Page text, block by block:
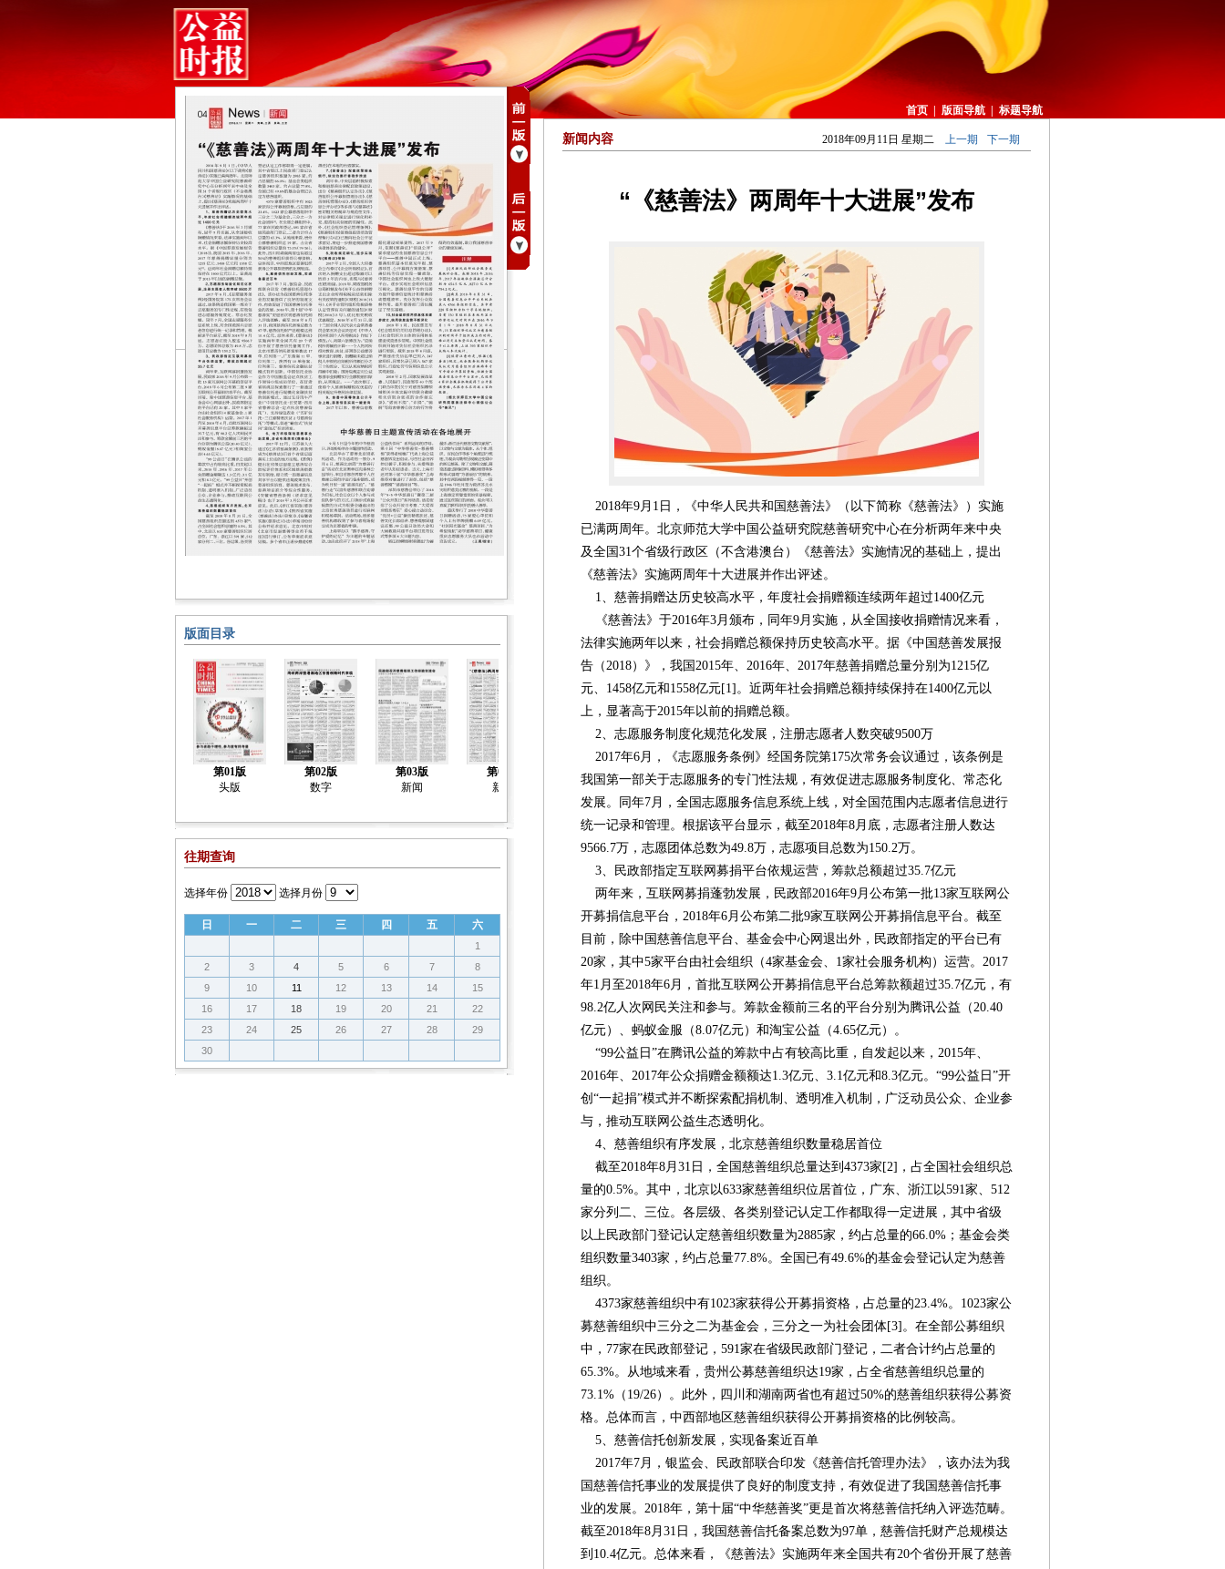
首页 版面导航 标题导航
版面目录
第01版
头版
第02版
数字
第03版
新闻
第04版
新闻
第05版
新闻
第06版
新闻
第07版
新闻
第08版
封面报道
第10版
封面报道
往期查询
选择年份 选择月份
日 一 二 三 四 五 六
1
2
3 4 5 6 7
8
9
10 11 12 13 14
15
16
17 18 19 20 21
22
23
24 25 26 27 28
29
30
新闻内容 2018年09月11日 星期二 上一期 下一期
“《慈善法》两周年十大进展”发布
2018年9月1日，《中华人民共和国慈善法》（以下简称《慈善法》）实施
已满两周年。北京师范大学中国公益研究院慈善研究中心在分析两年来中央
及全国31个省级行政区（不含港澳台）《慈善法》实施情况的基础上，提出
《慈善法》实施两周年十大进展并作出评述。
1、慈善捐赠达历史较高水平，年度社会捐赠额连续两年超过1400亿元
《慈善法》于2016年3月颁布，同年9月实施，从全国接收捐赠情况来看，
法律实施两年以来，社会捐赠总额保持历史较高水平。据《中国慈善发展报
告（2018）》，我国2015年、2016年、2017年慈善捐赠总量分别为1215亿
元、1458亿元和1558亿元[1]。近两年社会捐赠总额持续保持在1400亿元以
上，显著高于2015年以前的捐赠总额。
2、志愿服务制度化规范化发展，注册志愿者人数突破9500万
2017年6月，《志愿服务条例》经国务院第175次常务会议通过，该条例是
我国第一部关于志愿服务的专门性法规，有效促进志愿服务制度化、常态化
发展。同年7月，全国志愿服务信息系统上线，对全国范围内志愿者信息进行
统一记录和管理。根据该平台显示，截至2018年8月底，志愿者注册人数达
9566.7万，志愿团体总数为49.8万，志愿项目总数为150.2万。
3、民政部指定互联网募捐平台依规运营，筹款总额超过35.7亿元
两年来，互联网募捐蓬勃发展，民政部2016年9月公布第一批13家互联网公
开募捐信息平台，2018年6月公布第二批9家互联网公开募捐信息平台。截至
目前，除中国慈善信息平台、基金会中心网退出外，民政部指定的平台已有
20家，其中5家平台由社会组织（4家基金会、1家社会服务机构）运营。2017
年1月至2018年6月，首批互联网公开募捐信息平台总筹款额超过35.7亿元，有
98.2亿人次网民关注和参与。筹款金额前三名的平台分别为腾讯公益（20.40
亿元）、蚂蚁金服（8.07亿元）和淘宝公益（4.65亿元）。
“99公益日”在腾讯公益的筹款中占有较高比重，自发起以来，2015年、
2016年、2017年公众捐赠金额额达1.3亿元、3.1亿元和8.3亿元。“99公益日”开
创“一起捐”模式并不断探索配捐机制、透明准入机制，广泛动员公众、企业参
与，推动互联网公益生态透明化。
4、慈善组织有序发展，北京慈善组织数量稳居首位
截至2018年8月31日，全国慈善组织总量达到4373家[2]，占全国社会组织总
量的0.5%。其中，北京以633家慈善组织位居首位，广东、浙江以591家、512
家分列二、三位。各层级、各类别登记认定工作都取得一定进展，其中省级
以上民政部门登记认定慈善组织数量为2885家，约占总量的66.0%；基金会类
组织数量3403家，约占总量77.8%。全国已有49.6%的基金会登记认定为慈善
组织。
4373家慈善组织中有1023家获得公开募捐资格，占总量的23.4%。1023家公
募慈善组织中三分之二为基金会，三分之一为社会团体[3]。在全部公募组织
中，77家在民政部登记，591家在省级民政部门登记，二者合计约占总量的
65.3%。从地域来看，贵州公募慈善组织达19家，占全省慈善组织总量的
73.1%（19/26）。此外，四川和湖南两省也有超过50%的慈善组织获得公募资
格。总体而言，中西部地区慈善组织获得公开募捐资格的比例较高。
5、慈善信托创新发展，实现备案近百单
2017年7月，银监会、民政部联合印发《慈善信托管理办法》，该办法为我
国慈善信托事业的发展提供了良好的制度支持，有效促进了我国慈善信托事
业的发展。2018年，第十届“中华慈善奖”更是首次将慈善信托纳入评选范畴。
截至2018年8月31日，我国慈善信托备案总数为97单，慈善信托财产总规模达
到10.4亿元。总体来看，《慈善法》实施两年来全国共有20个省份开展了慈善